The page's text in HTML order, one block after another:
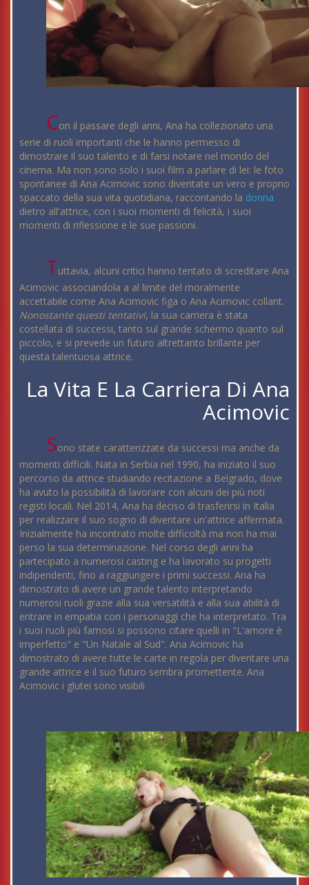
Con il passare degli anni, Ana ha collezionato una
serie di ruoli importanti che le hanno permesso di
dimostrare il suo talento e di farsi notare nel mondo del
cinema. Ma non sono solo i suoi film a parlare di lei: le foto
spontanee di Ana Acimovic sono diventate un vero e proprio
spaccato della sua vita quotidiana, raccontando la donna
dietro all'attrice, con i suoi momenti di felicità, i suoi
momenti di riflessione e le sue passioni.
Tuttavia, alcuni critici hanno tentato di screditare Ana
Acimovic associandola a al limite del moralmente
accettabile come Ana Acimovic figa o Ana Acimovic collant.
Nonostante questi tentativi, la sua carriera è stata
costellata di successi, tanto sul grande schermo quanto sul
piccolo, e si prevede un futuro altrettanto brillante per
questa talentuosa attrice.
La Vita E La Carriera Di Ana
Acimovic
Sono state caratterizzate da successi ma anche da
momenti difficili. Nata in Serbia nel 1990, ha iniziato il suo
percorso da attrice studiando recitazione a Belgrado, dove
ha avuto la possibilità di lavorare con alcuni dei più noti
registi locali. Nel 2014, Ana ha deciso di trasferirsi in Italia
per realizzare il suo sogno di diventare un'attrice affermata.
Inizialmente ha incontrato molte difficoltà ma non ha mai
perso la sua determinazione. Nel corso degli anni ha
partecipato a numerosi casting e ha lavorato su progetti
indipendenti, fino a raggiungere i primi successi. Ana ha
dimostrato di avere un grande talento interpretando
numerosi ruoli grazie alla sua versatilità e alla sua abilità di
entrare in empatia con i personaggi che ha interpretato. Tra
i suoi ruoli più famosi si possono citare quelli in "L'amore è
imperfetto" e "Un Natale al Sud". Ana Acimovic ha
dimostrato di avere tutte le carte in regola per diventare una
grande attrice e il suo futuro sembra promettente. Ana
Acimovic i glutei sono visibili